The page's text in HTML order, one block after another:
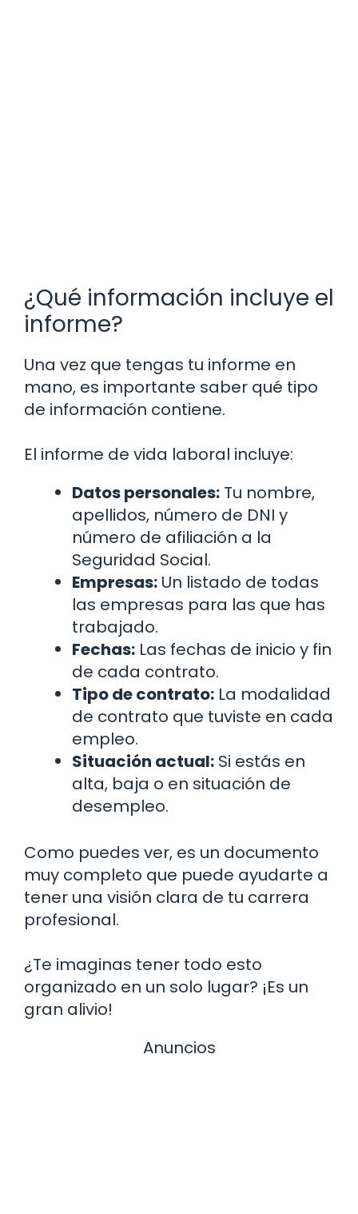
¿Qué información incluye el
informe?
Una vez que tengas tu informe en
mano, es importante saber qué tipo
de información contiene.
El informe de vida laboral incluye:
Datos personales: Tu nombre,
apellidos, número de DNI y
número de afiliación a la
Seguridad Social.
Empresas: Un listado de todas
las empresas para las que has
trabajado.
Fechas: Las fechas de inicio y fin
de cada contrato.
Tipo de contrato: La modalidad
de contrato que tuviste en cada
empleo.
Situación actual: Si estás en
alta, baja o en situación de
desempleo.
Como puedes ver, es un documento
muy completo que puede ayudarte a
tener una visión clara de tu carrera
profesional.
¿Te imaginas tener todo esto
organizado en un solo lugar? ¡Es un
gran alivio!
Anuncios